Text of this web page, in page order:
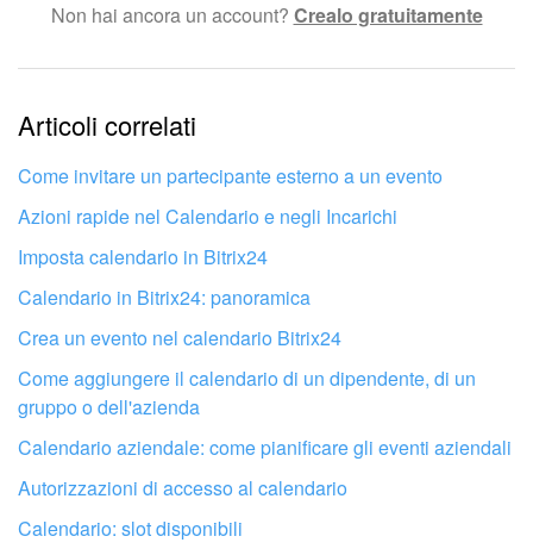
Testo complesso e incomprensibile
Le informazioni sono obsolete.
Troppo breve, ho bisogno di maggiori informazioni.
Non mi soddisfa come funziona questo strumento
Non hai ancora un account? Crealo gratuitamente
Articoli correlati
Come invitare un partecipante esterno a un evento
Azioni rapide nel Calendario e negli Incarichi
Imposta calendario in Bitrix24
Calendario in Bitrix24: panoramica
Crea un evento nel calendario Bitrix24
Come aggiungere il calendario di un dipendente, di un
gruppo o dell'azienda
Calendario aziendale: come pianificare gli eventi aziendali
Autorizzazioni di accesso al calendario
Calendario: slot disponibili